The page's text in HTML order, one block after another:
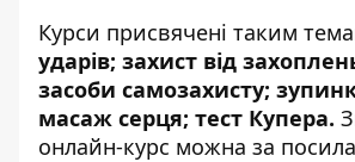
Курси присвячені таким
ударів; захист від
засоби самозахисту;
масаж серця; тест Купера.
онлайн-курс можна за